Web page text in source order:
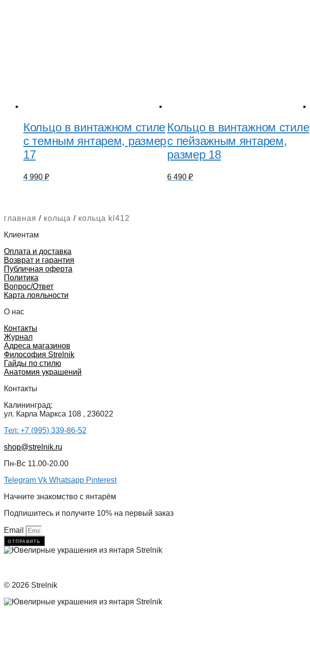
Кольцо в винтажном стиле
с темным янтарем, размер
17
4 990 ₽
Кольцо в винтажном стиле
с пейзажным янтарем,
размер 18
6 490₽
главная / кольца / кольца kl412
Клиентам
Оплата и доставка
Возврат и гарантия
Публичная оферта
Политика
Вопрос/Ответ
Карта лояльности
О нас
Контакты
Журнал
Адреса магазинов
Философия Strelnik
Гайды по стилю
Анатомия украшений
Контакты
Калининград:
ул. Карла Маркса 108 , 236022
Тел: +7 (995) 339-86-52
shop@strelnik.ru
Пн-Вс 11.00-20.00
Telegram Vk Whatsapp Pinterest
Начните знакомство с янтарём
Подпишитесь и получите 10% на первый заказ
Email
отправить
© 2026 Strelnik